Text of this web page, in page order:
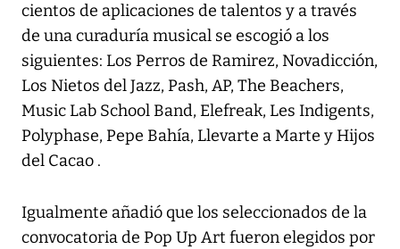
cientos de aplicaciones de talentos y a través
de una curaduría musical se escogió a los
siguientes: Los Perros de Ramirez, Novadicción,
Los Nietos del Jazz, Pash, AP, The Beachers,
Music Lab School Band, Elefreak, Les Indigents,
Polyphase, Pepe Bahía, Llevarte a Marte y Hijos
del Cacao .
Igualmente añadió que los seleccionados de la
convocatoria de Pop Up Art fueron elegidos por